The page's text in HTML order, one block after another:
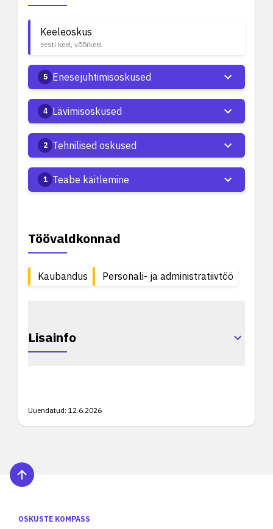
Keeleoskus
eesti keel, võõrkeel
5 Enesejuhtimisoskused
4 Lävimisoskused
2 Tehnilised oskused
1 Teabe käitlemine
Töövaldkonnad
Kaubandus Personali- ja administratiivtöö
Lisainfo
Uuendatud: 12.6.2026
OSKUSTE KOMPASS